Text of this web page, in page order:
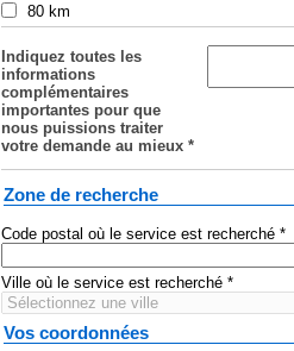
80 km
Indiquez toutes les
informations
complémentaires
importantes pour que
nous puissions traiter
votre demande au mieux *
Zone de recherche
Code postal où le service est recherché *
Ville où le service est recherché *
Vos coordonnées